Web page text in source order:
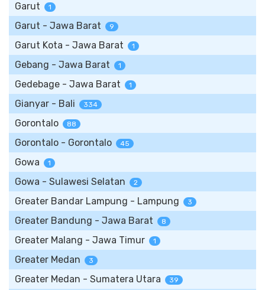
Garut 1
Garut - Jawa Barat 9
Garut Kota - Jawa Barat 1
Gebang - Jawa Barat 1
Gedebage - Jawa Barat 1
Gianyar - Bali 334
Gorontalo 88
Gorontalo - Gorontalo 45
Gowa 1
Gowa - Sulawesi Selatan 2
Greater Bandar Lampung - Lampung 3
Greater Bandung - Jawa Barat 8
Greater Malang - Jawa Timur 1
Greater Medan 3
Greater Medan - Sumatera Utara 39